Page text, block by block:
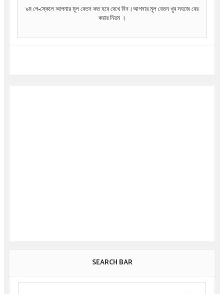
৯ম পে-স্কেলে আপনার মূল বেতন কত হবে দেখে নিন।আপনার মূল বেতন খুব সহজে বের
করার নিয়ম ।
SEARCH BAR